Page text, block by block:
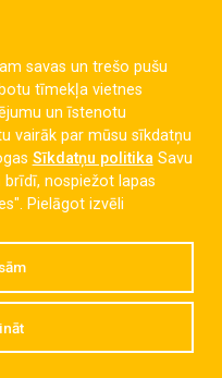
LV-3405
427 10
savas un trešo pušu
tīmekļa vietnes
un īstenotu
vairāk par mūsu sīkdatņu
Sīkdatņu politikaSavu
nospiežot lapas
Pielāgot izvēli